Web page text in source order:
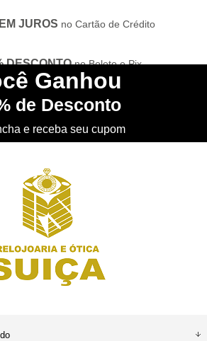
JUROS no Cartão de Crédito
DESCONTO no Boleto e Pix
nossa Loja Física
Ganhou
de Desconto
e receba seu cupom